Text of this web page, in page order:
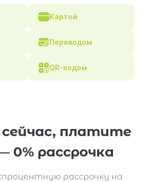
Картой
Переводом
QR-кодом
платите
0% рассрочка
рассрочку на